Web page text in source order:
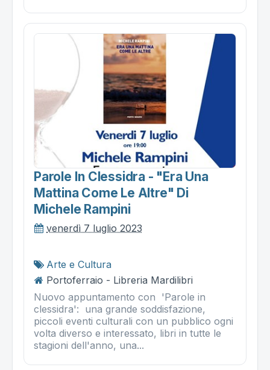
Parole In Clessidra - "era Una
Mattina Come Le Altre" Di
Michele Rampini
venerdì 7 luglio 2023
Arte e Cultura
Portoferraio - Libreria Mardilibri
Nuovo appuntamento con 'Parole in
clessidra': una grande soddisfazione,
piccoli eventi culturali con un pubblico ogni
volta diverso e interessato, libri in tutte le
stagioni dell'anno, una...